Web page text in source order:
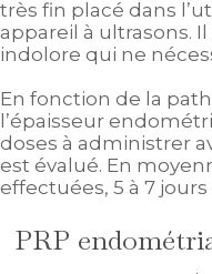
très fin placé dans
appareil à ultrasons.
indolore qui ne
En fonction de la
l’épaisseur
doses à administrer
est évalué. En
effectuées, 5 à 7
PRP